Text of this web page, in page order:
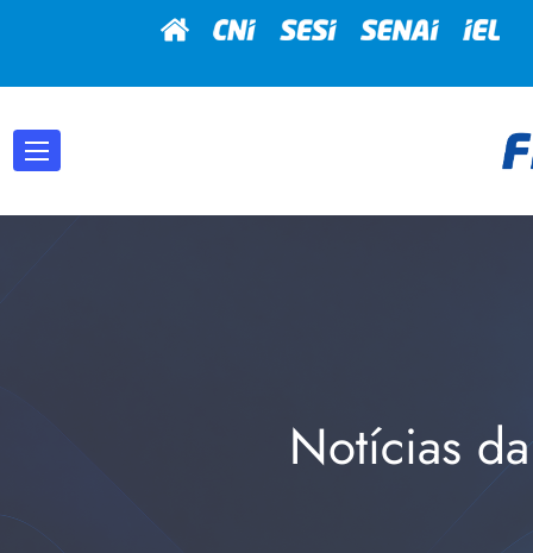
Notícias